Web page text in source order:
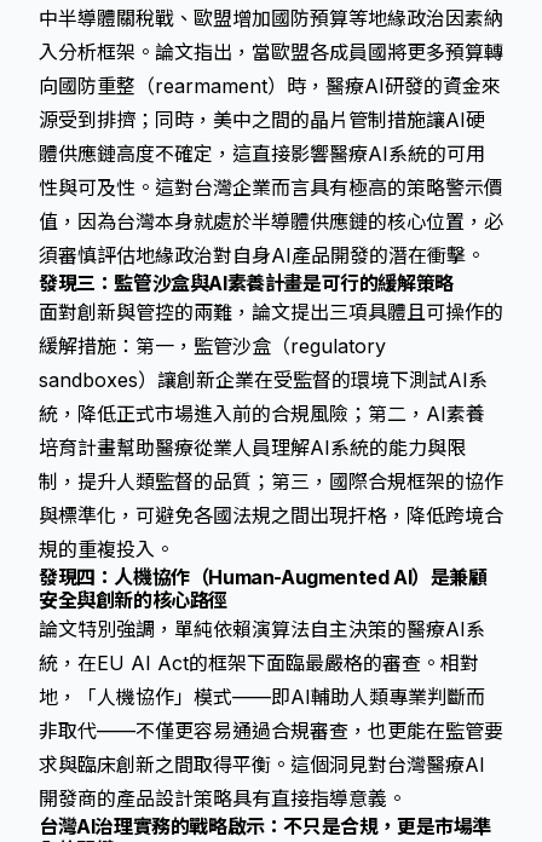
中半導體關稅戰、歐盟增加國防預算等地緣政治因素納
入分析框架。論文指出，當歐盟各成員國將更多預算轉
向國防重整（rearmament）時，醫療AI研發的資金來
源受到排擠；同時，美中之間的晶片管制措施讓AI硬
體供應鏈高度不確定，這直接影響醫療AI系統的可用
性與可及性。這對台灣企業而言具有極高的策略警示價
值，因為台灣本身就處於半導體供應鏈的核心位置，必
須審慎評估地緣政治對自身AI產品開發的潛在衝擊。
發現三：監管沙盒與AI素養計畫是可行的緩解策略
面對創新與管控的兩難，論文提出三項具體且可操作的
緩解措施：第一，監管沙盒（regulatory
sandboxes）讓創新企業在受監督的環境下測試AI系
統，降低正式市場進入前的合規風險；第二，AI素養
培育計畫幫助醫療從業人員理解AI系統的能力與限
制，提升人類監督的品質；第三，國際合規框架的協作
與標準化，可避免各國法規之間出現扞格，降低跨境合
規的重複投入。
發現四：人機協作（Human-Augmented AI）是兼顧
安全與創新的核心路徑
論文特別強調，單純依賴演算法自主決策的醫療AI系
統，在EU AI Act的框架下面臨最嚴格的審查。相對
地，「人機協作」模式——即AI輔助人類專業判斷而
非取代——不僅更容易通過合規審查，也更能在監管要
求與臨床創新之間取得平衡。這個洞見對台灣醫療AI
開發商的產品設計策略具有直接指導意義。
台灣AI治理實務的戰略啟示：不只是合規，更是市場準